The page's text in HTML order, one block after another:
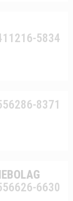
5834
8371
6630